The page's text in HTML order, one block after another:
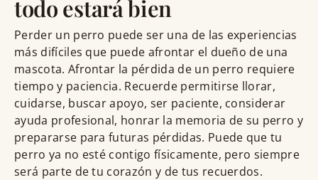
todo estará bien
Perder un perro puede ser una de las experiencias
más difíciles que puede afrontar el dueño de una
mascota. Afrontar la pérdida de un perro requiere
tiempo y paciencia. Recuerde permitirse llorar,
cuidarse, buscar apoyo, ser paciente, considerar
ayuda profesional, honrar la memoria de su perro y
prepararse para futuras pérdidas. Puede que tu
perro ya no esté contigo físicamente, pero siempre
será parte de tu corazón y de tus recuerdos.